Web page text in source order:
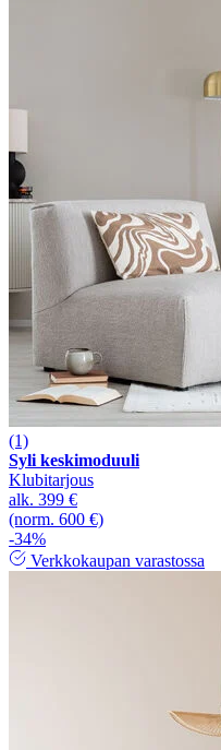
(1)
Syli keskimoduuli
Klubitarjous
alk. 399 €
(norm. 600 €)
-34%
Verkkokaupan varastossa